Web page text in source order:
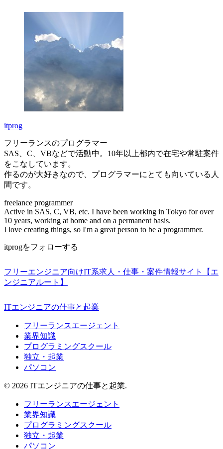
itprog
フリーランスのプログラマー
SAS、C、VBなどで活動中。10年以上都内で在宅や常駐案件
をこなしています。
作るのが大好きなので、プログラマーにとても向いている人
間です。
freelance programmer
Active in SAS, C, VB, etc. I have been working in Tokyo for over
10 years, working at home and on a permanent basis.
I love creating things, so I'm a great person to be a programmer.
itprogをフォローする
フリーエンジニア向けIT系求人・仕事・案件情報サイト【エ
ンジニアルート】
ITエンジニアの仕事と起業
フリーランスエージェント
業界知識
プログラミングスクール
独立・起業
パソコン
© 2026 ITエンジニアの仕事と起業.
フリーランスエージェント
業界知識
プログラミングスクール
独立・起業
パソコン